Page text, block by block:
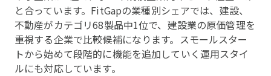
と合っています。FitGapの業種別シェアでは、建設、
不動産がカテゴリ68製品中1位で、建設業の原価管理を
重視する企業で比較候補になります。スモールスター
トから始めて段階的に機能を追加していく運用スタイ
ルにも対応しています。